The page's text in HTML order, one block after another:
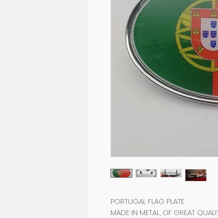
PORTUGAL FLAG PLATE
MADE IN METAL, OF GREAT